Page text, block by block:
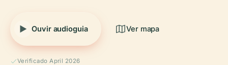
Ouvir audioguia Ver mapa
Verificado April 2026